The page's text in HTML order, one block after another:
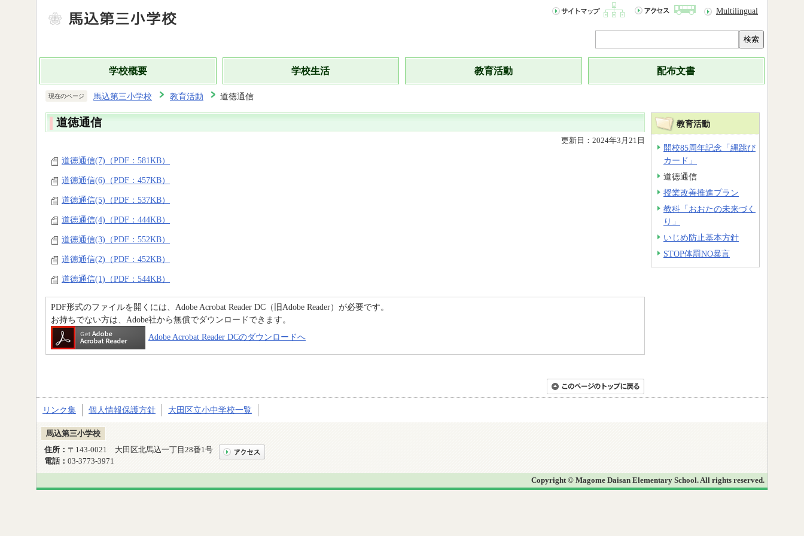
Multilingual
検索
学校概要 学校生活 教育活動 配布文書
現在のページ 馬込第三小学校 教育活動 道徳通信
道徳通信
更新日：2024年3月21日
道徳通信(7)（PDF：581KB）
道徳通信(6)（PDF：457KB）
道徳通信(5)（PDF：537KB）
道徳通信(4)（PDF：444KB）
道徳通信(3)（PDF：552KB）
道徳通信(2)（PDF：452KB）
道徳通信(1)（PDF：544KB）
PDF形式のファイルを開くには、Adobe Acrobat Reader DC（旧Adobe Reader）が必要です。
お持ちでない方は、Adobe社から無償でダウンロードできます。
Adobe Acrobat Reader DCのダウンロードへ
教育活動
開校85周年記念「縄跳び
カード」
道徳通信
授業改善推進プラン
教科「おおたの未来づく
り」
いじめ防止基本方針
STOP体罰NO暴言
リンク集 個人情報保護方針 大田区立小中学校一覧
馬込第三小学校
住所： 〒143-0021 大田区北馬込一丁目28番1号
電話： 03-3773-3971
Copyright © Magome Daisan Elementary School. All rights reserved.